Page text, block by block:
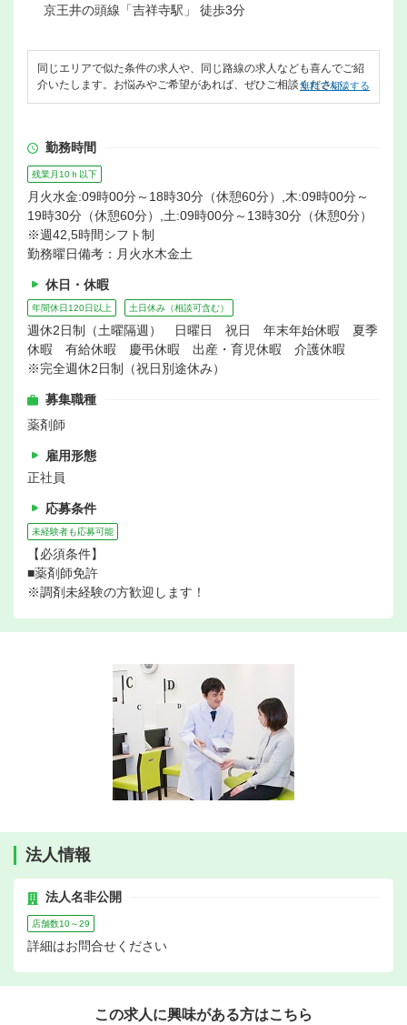
京王井の頭線「吉祥寺駅」 徒歩3分
同じエリアで似た条件の求人や、同じ路線の求人なども喜んでご紹
介いたします。お悩みやご希望があれば、ぜひご相談ください。
無料で相談する
勤務時間
残業月10ｈ以下
月火水金:09時00分～18時30分（休憩60分）,木:09時00分～
19時30分（休憩60分）,土:09時00分～13時30分（休憩0分）
※週42,5時間シフト制
勤務曜日備考：月火水木金土
休日・休暇
年間休日120日以上 土日休み（相談可含む）
週休2日制（土曜隔週） 日曜日 祝日 年末年始休暇 夏季
休暇 有給休暇 慶弔休暇 出産・育児休暇 介護休暇
※完全週休2日制（祝日別途休み）
募集職種
薬剤師
雇用形態
正社員
応募条件
未経験者も応募可能
【必須条件】
■薬剤師免許
※調剤未経験の方歓迎します！
法人情報
法人名非公開
店舗数10～29
詳細はお問合せください
この求人に興味がある方はこちら